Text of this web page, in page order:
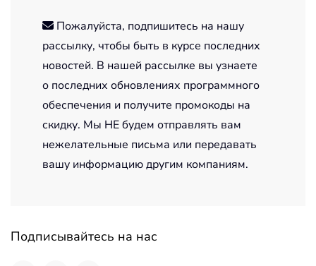
Пожалуйста, подпишитесь на нашу
рассылку, чтобы быть в курсе последних
новостей. В нашей рассылке вы узнаете
о последних обновлениях программного
обеспечения и получите промокоды на
скидку. Мы НЕ будем отправлять вам
нежелательные письма или передавать
вашу информацию другим компаниям.
Подписывайтесь на нас